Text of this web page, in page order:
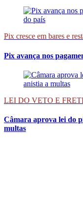
Pix cresce em bares e
Pix avança nos
LEI DO VETO E
Câmara aprova lei do
multas